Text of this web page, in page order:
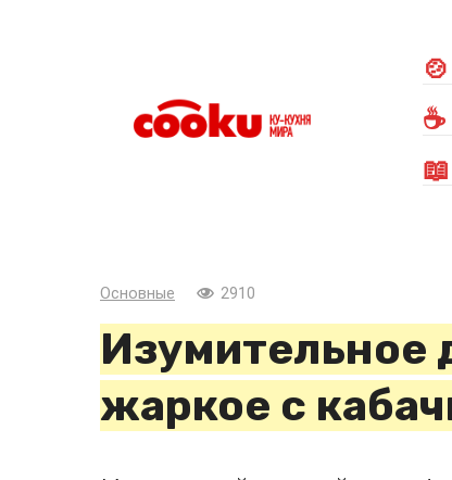
Основные 2910
Изумительное
жаркое с